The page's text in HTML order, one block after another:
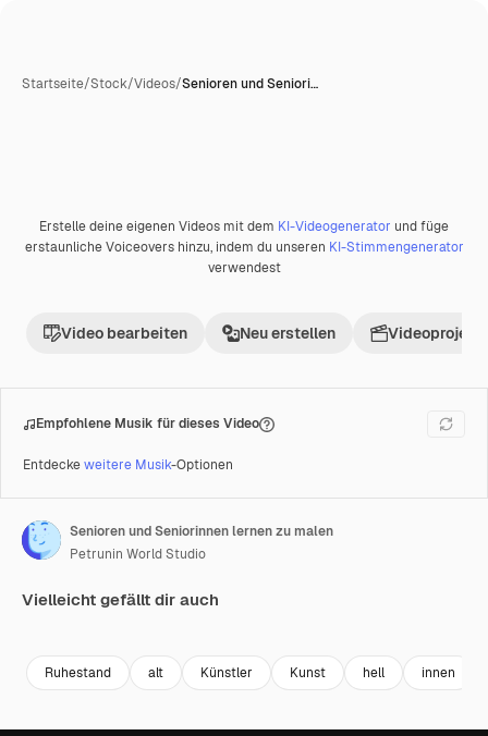
Startseite/Stock/Videos/Senioren und Seniori…
Premium
Erstelle deine eigenen Videos mit dem KI-Videogenerator und füge
erstaunliche Voiceovers hinzu, indem du unseren KI-Stimmengenerator
verwendest
Video bearbeiten Neu erstellen Videoprojekt
Empfohlene Musik für dieses Video
Entdeckeweitere Musik-Optionen
Senioren und Seniorinnen lernen zu malen
Petrunin World Studio
Vielleicht gefällt dir auch
Ruhestand alt Künstler Kunst hell innen